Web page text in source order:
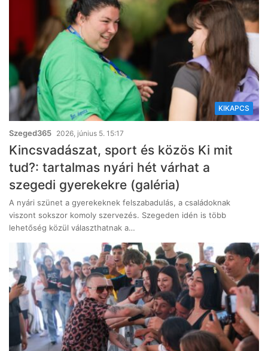
KIKAPCS
Szeged365 2026, június 5. 15:17
Kincsvadászat, sport és közös Ki mit
tud?: tartalmas nyári hét várhat a
szegedi gyerekekre (galéria)
A nyári szünet a gyerekeknek felszabadulás, a családoknak
viszont sokszor komoly szervezés. Szegeden idén is több
lehetőség közül választhatnak a…